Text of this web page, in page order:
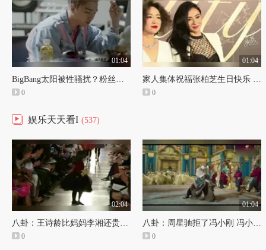
01:04
BigBang太阳被性骚扰？粉丝暴怒
0
01:04
家人集体祝福张柏芝生日快乐 Lucas小Q又长大了
0
娱乐天天看I (537)
02:04
八卦：王诗龄比妈妈李湘还贵妇，出门保姆拎包1件衣服近万元2
0
01:04
八卦：周星驰拒了冯小刚 冯小刚也表达了自己的不满情绪
0